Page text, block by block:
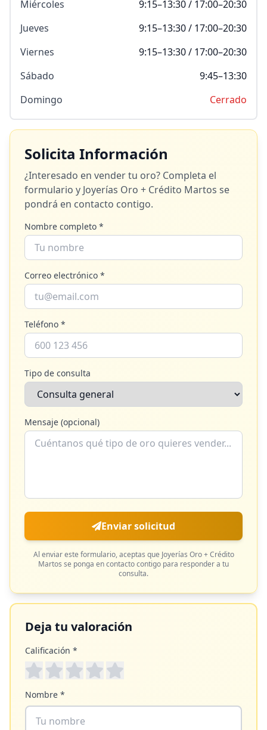
Miércoles
9:15–13:30 / 17:00–20:30
Jueves
9:15–13:30 / 17:00–20:30
Viernes
9:15–13:30 / 17:00–20:30
Sábado
9:45–13:30
Domingo
Cerrado
Solicita Información
¿Interesado en vender tu oro? Completa el
formulario y Joyerías Oro + Crédito Martos se
pondrá en contacto contigo.
Nombre completo *
Correo electrónico *
Teléfono *
Tipo de consulta
Mensaje (opcional)
Enviar solicitud
Al enviar este formulario, aceptas que Joyerías Oro + Crédito
Martos se ponga en contacto contigo para responder a tu
consulta.
Deja tu valoración
Calificación *
Nombre *